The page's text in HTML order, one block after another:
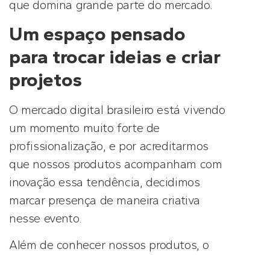
que domina grande parte do mercado.
Um espaço pensado
para trocar ideias e criar
projetos
O mercado digital brasileiro está vivendo
um momento muito forte de
profissionalização, e por acreditarmos
que nossos produtos acompanham com
inovação essa tendência, decidimos
marcar presença de maneira criativa
nesse evento.
Além de conhecer nossos produtos, o